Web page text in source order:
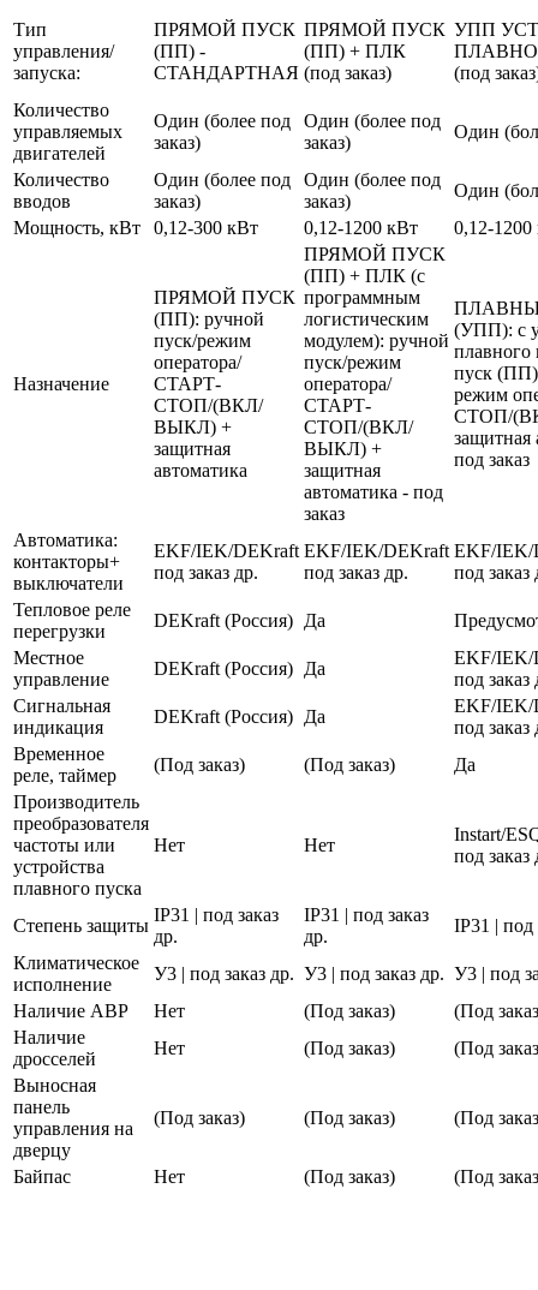
Тип
управления/
запуска:
ПРЯМОЙ ПУСК
(ПП) -
СТАНДАРТНАЯ
ПРЯМОЙ ПУСК
(ПП) + ПЛК
(под заказ)
УПП
(под
Количество
управляемых
двигателей
Один (более под
заказ)
Один (более под
заказ)
Один
Количество
вводов
Один (более под
заказ)
Один (более под
заказ)
Один
Мощность, кВт
0,12-300 кВт 0,12-1200 кВт 0,12-1200
Назначение
ПРЯМОЙ ПУСК
(ПП): ручной
пуск/режим
оператора/
СТАРТ-
СТОП/(ВКЛ/
ВЫКЛ) +
защитная
автоматика
ПРЯМОЙ ПУСК
(ПП) + ПЛК (с
программным
логистическим
модулем): ручной
пуск/режим
оператора/
СТАРТ-
СТОП/(ВКЛ/
ВЫКЛ) +
защитная
автоматика - под
заказ
(УПП): с
плавного
пуск
режим
СТОП/
защитная
под заказ
Автоматика:
контакторы+
выключатели
EKF/IEK/DEKraft
под заказ др.
EKF/IEK/DEKraft
под заказ др.
EKF/IEK/
под заказ
Тепловое реле
перегрузки
DEKraft (Россия) Да
Местное
управление
DEKraft (Россия) Да
EKF/IEK/
под заказ
Сигнальная
индикация
DEKraft (Россия) Да
EKF/IEK/
под заказ
Временное
реле, таймер
(Под заказ) (Под заказ)
Да
Производитель
преобразователя
частоты или
устройства
плавного пуска
Нет Нет
Instart/
под заказ
Степень защиты
IP31 | под заказ
др.
IP31 | под заказ
др.
IP31 | под
Климатическое
исполнение
У3 | под заказ др. У3 | под заказ др. У3 | под
Наличие АВР
Нет (Под заказ)
(Под
Наличие
дросселей
Нет (Под заказ)
(Под
Выносная
панель
управления на
дверцу
(Под заказ) (Под заказ) (Под
Байпас Нет (Под заказ) (Под